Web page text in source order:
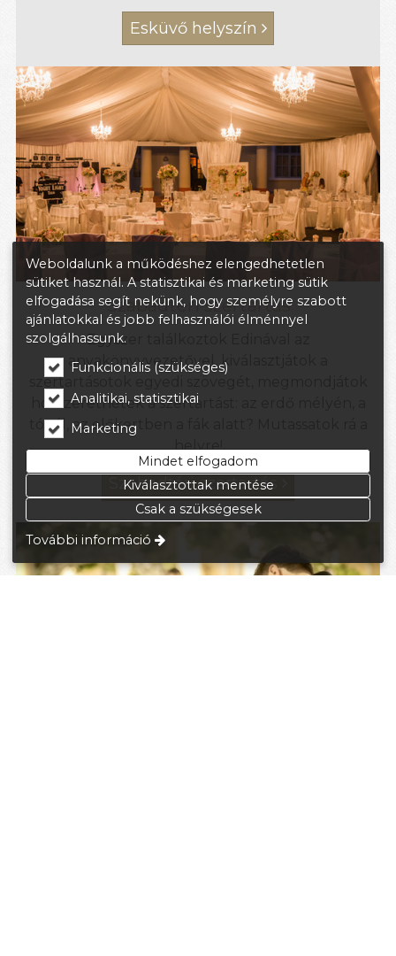
Esküvő helyszín 
Szabadtéri szertartás
Egyszer találkoztok Edinával az
anyakönyvvezetővel, kiválasztjátok a
szertartásotok egyedi szövegét, megmondjátok
hol szeretnétek a szertartást: az erdő mélyén, a
tónál, az előkertben a fák alatt? Mutassatok rá a
Szabadtéri szertartás
Weboldalunk a működéshez elengedhetetlen
sütiket használ. A statisztikai és marketing sütik
elfogadása segít nekünk, hogy személyre szabott
ajánlatokkal és jobb felhasználói élménnyel
szolgálhassunk.
Funkcionális (szükséges)
Analitikai, statisztikai
Marketing
Mindet elfogadom
Kiválasztottak mentése
Csak a szükségesek
További információ